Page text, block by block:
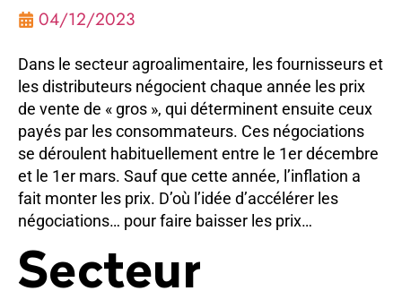
04/12/2023
Dans le secteur agroalimentaire, les fournisseurs et
les distributeurs négocient chaque année les prix
de vente de « gros », qui déterminent ensuite ceux
payés par les consommateurs. Ces négociations
se déroulent habituellement entre le 1er décembre
et le 1er mars. Sauf que cette année, l’inflation a
fait monter les prix. D’où l’idée d’accélérer les
négociations… pour faire baisser les prix…
Secteur